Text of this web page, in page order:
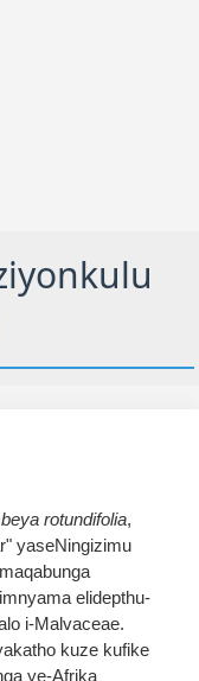
rotundifolia,
yaseNingizimu
elidepthu-
i-Malvaceae.
kuze kufike
ye-Afrika